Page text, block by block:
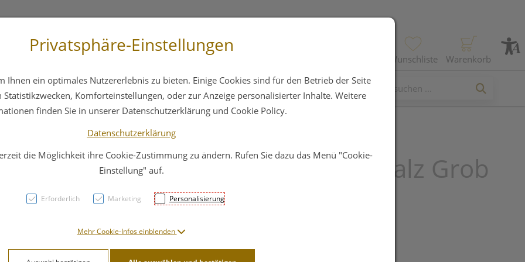
Wunschliste Warenkorb
Hautpflege Familie Nahrungsergänzung
Gewusst Wie Ursalz Grob
1kg
4,99 EUR
Privatsphäre-Einstellungen
Ihnen ein optimales Nutzererlebnis zu bieten. Einige Cookies sind für den Betrieb der Seite
Komforteinstellungen, oder zur Anzeige personalisierter Inhalte. Weitere
finden Sie in unserer Datenschutzerklärung und Cookie Policy.
Datenschutzerklärung
die Möglichkeit ihre Cookie-Zustimmung zu ändern. Rufen Sie dazu das Menü "Cookie-
Einstellung" auf.
Erforderlich Marketing Personalisierung
Mehr Cookie-Infos einblenden